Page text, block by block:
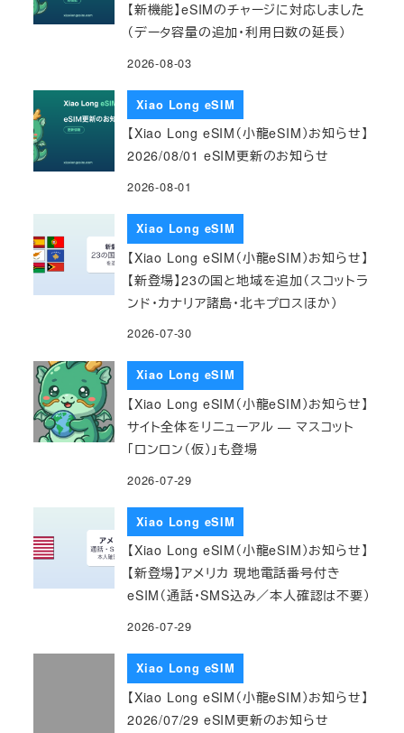
【新機能】eSIMのチャージに対応しました
（データ容量の追加・利用日数の延長）
2026-08-03
Xiao Long eSIM
【Xiao Long eSIM（小龍eSIM）お知らせ】
2026/08/01 eSIM更新のお知らせ
2026-08-01
Xiao Long eSIM
【Xiao Long eSIM（小龍eSIM）お知らせ】
【新登場】23の国と地域を追加（スコットラ
ンド・カナリア諸島・北キプロスほか）
2026-07-30
Xiao Long eSIM
【Xiao Long eSIM（小龍eSIM）お知らせ】
サイト全体をリニューアル — マスコット
「ロンロン（仮）」も登場
2026-07-29
Xiao Long eSIM
【Xiao Long eSIM（小龍eSIM）お知らせ】
【新登場】アメリカ 現地電話番号付き
eSIM（通話・SMS込み／本人確認は不要）
2026-07-29
Xiao Long eSIM
【Xiao Long eSIM（小龍eSIM）お知らせ】
2026/07/29 eSIM更新のお知らせ